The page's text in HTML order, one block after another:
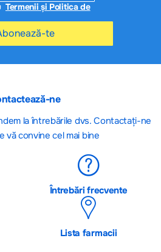
Termenii și Politica de
te
ne
la întrebările dvs. Contactați-ne
vă convine cel mai bine
Întrebări frecvente
Lista farmacii